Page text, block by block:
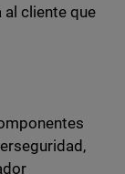
al cliente que